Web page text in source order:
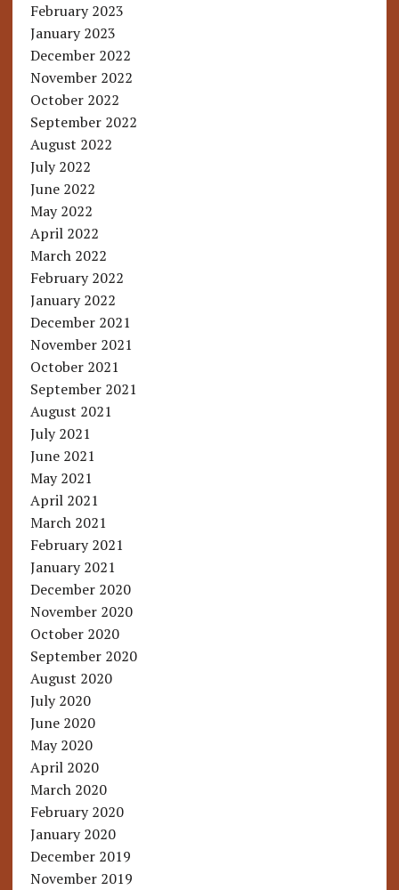
February 2023
January 2023
December 2022
November 2022
October 2022
September 2022
August 2022
July 2022
June 2022
May 2022
April 2022
March 2022
February 2022
January 2022
December 2021
November 2021
October 2021
September 2021
August 2021
July 2021
June 2021
May 2021
April 2021
March 2021
February 2021
January 2021
December 2020
November 2020
October 2020
September 2020
August 2020
July 2020
June 2020
May 2020
April 2020
March 2020
February 2020
January 2020
December 2019
November 2019